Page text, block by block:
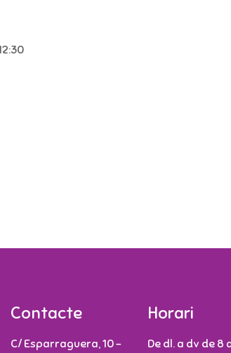
Contacte
C/ Esparraguera, 10 -
Horari
De dl. a dv de 8